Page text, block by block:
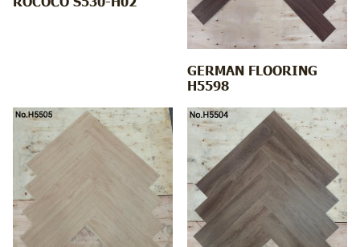
GERMAN FLOORING
H5598